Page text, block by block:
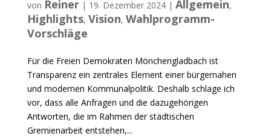
von Reiner| 19. Dezember 2024| Allgemein,
Highlights, Vision, Wahlprogramm-
Vorschläge
Für die Freien Demokraten Mönchengladbach ist
Transparenz ein zentrales Element einer bürgernahen
und modernen Kommunalpolitik. Deshalb schlage ich
vor, dass alle Anfragen und die dazugehörigen
Antworten, die im Rahmen der städtischen
Gremienarbeit entstehen,...